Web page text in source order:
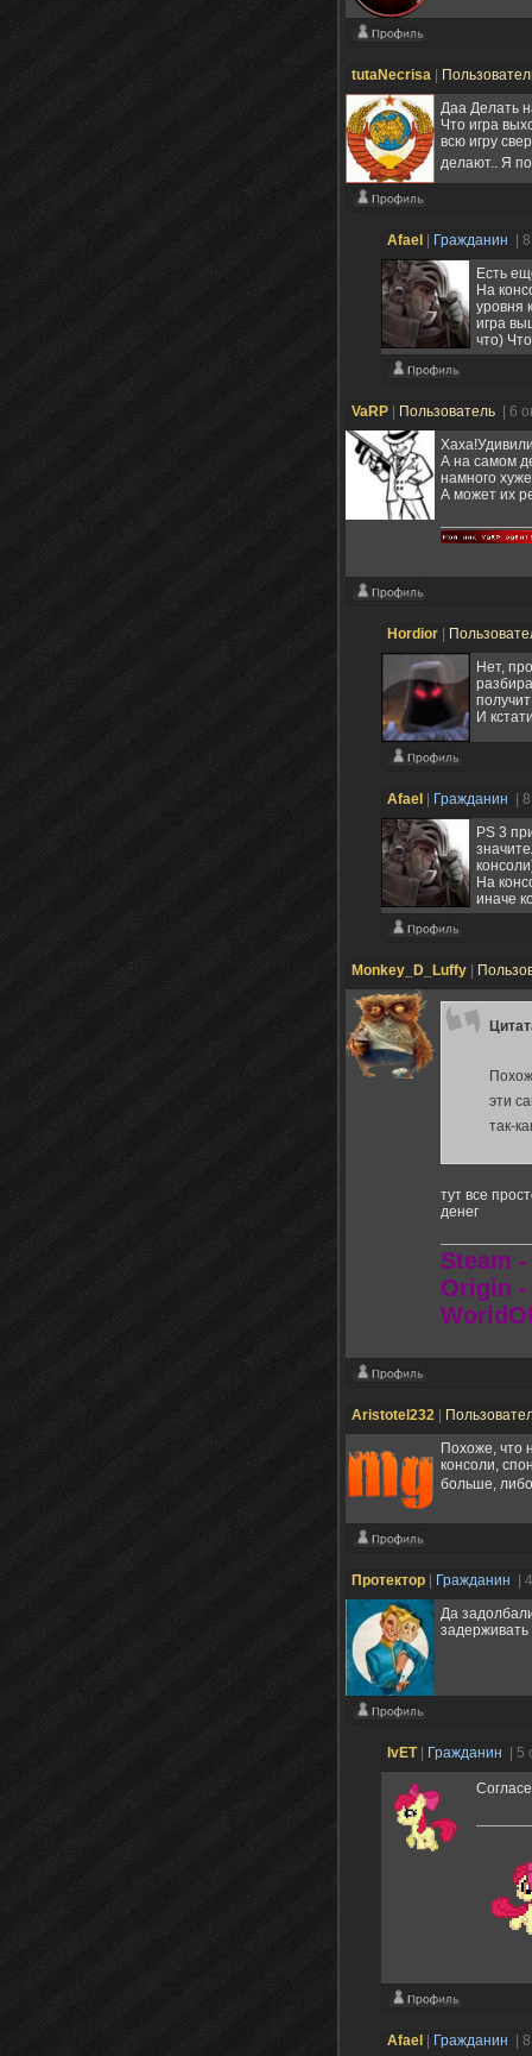
tutaNecrisa
Даа Делать
Что игра
всю игру
делают.. Я
Afael Гражданин
|
Есть
На
уровня
игра
что)
VaRP Пользователь
| 6
А на самом
намного
А может их
Hordior
Нет,
И
Afael Гражданин
|
PS 3
На
иначе
Monkey_D_Luffy
эти
так-
тут все
денег
Steam
Origin -
Aristotel232
Похоже, что
консоли,
больше,
Протектор Гражданин
|
Да
IvET| Гражданин |
Afael Гражданин
|